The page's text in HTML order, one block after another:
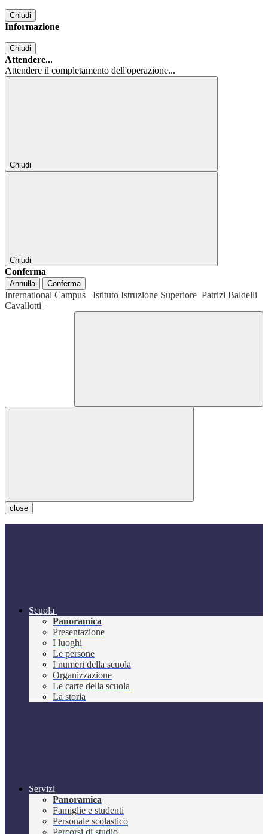
Chiudi
Informazione
Chiudi
Attendere...
Attendere il completamento dell'operazione...
Chiudi
Chiudi
Conferma
Annulla Conferma
International Campus Istituto Istruzione Superiore Patrizi Baldelli
Cavallotti
close
Scuola
Panoramica
Presentazione
I luoghi
Le persone
I numeri della scuola
Organizzazione
Le carte della scuola
La storia
Servizi
Panoramica
Famiglie e studenti
Personale scolastico